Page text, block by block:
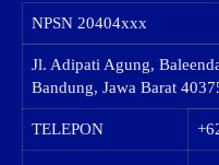
NPSN 20404xxx
Jl. Adipati Agung,
Bandung, Jawa Barat
TELEPON